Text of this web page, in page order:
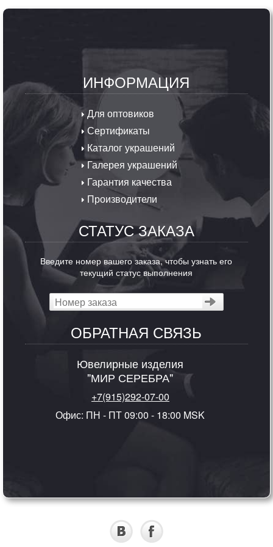
ИНФОРМАЦИЯ
Для оптовиков
Сертификаты
Каталог украшений
Галерея украшений
Гарантия качества
Производители
СТАТУС ЗАКАЗА
Введите номер вашего заказа, чтобы узнать его
текущий статус выполнения
ОБРАТНАЯ СВЯЗЬ
Ювелирные изделия
"МИР СЕРЕБРА"
+7(915)292-07-00
Офис: ПН - ПТ 09:00 - 18:00 MSK